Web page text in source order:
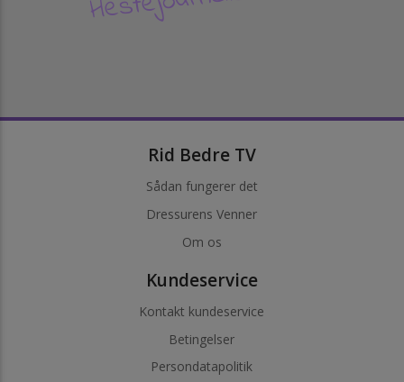
Rid Bedre TV
Sådan fungerer det
Dressurens Venner
Om os
Kundeservice
Kontakt kundeservice
Betingelser
Persondatapolitik